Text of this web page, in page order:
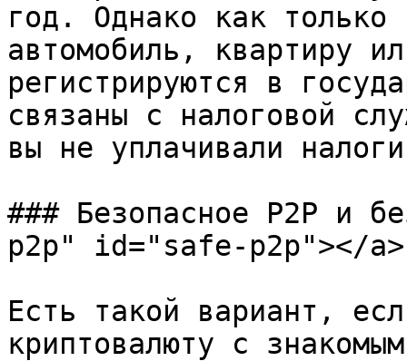
год. Однако как только
автомобиль, квартиру
регистрируются в
связаны с налоговой
вы не уплачивали
### Безопасное P2P и
p2p" id="safe-p2p"></a>
Есть такой вариант,
криптовалюту с